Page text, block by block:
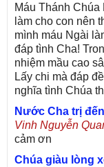
Máu Thánh
làm cho con nên
mình máu Ngài
đáp tình Cha!
nhiệm mầu cao
Lấy chi mà đáp
nghĩa tình Chúa
Nước Cha trị đến
Vinh Nguyễn
cảm ơn
Chúa giàu lòng